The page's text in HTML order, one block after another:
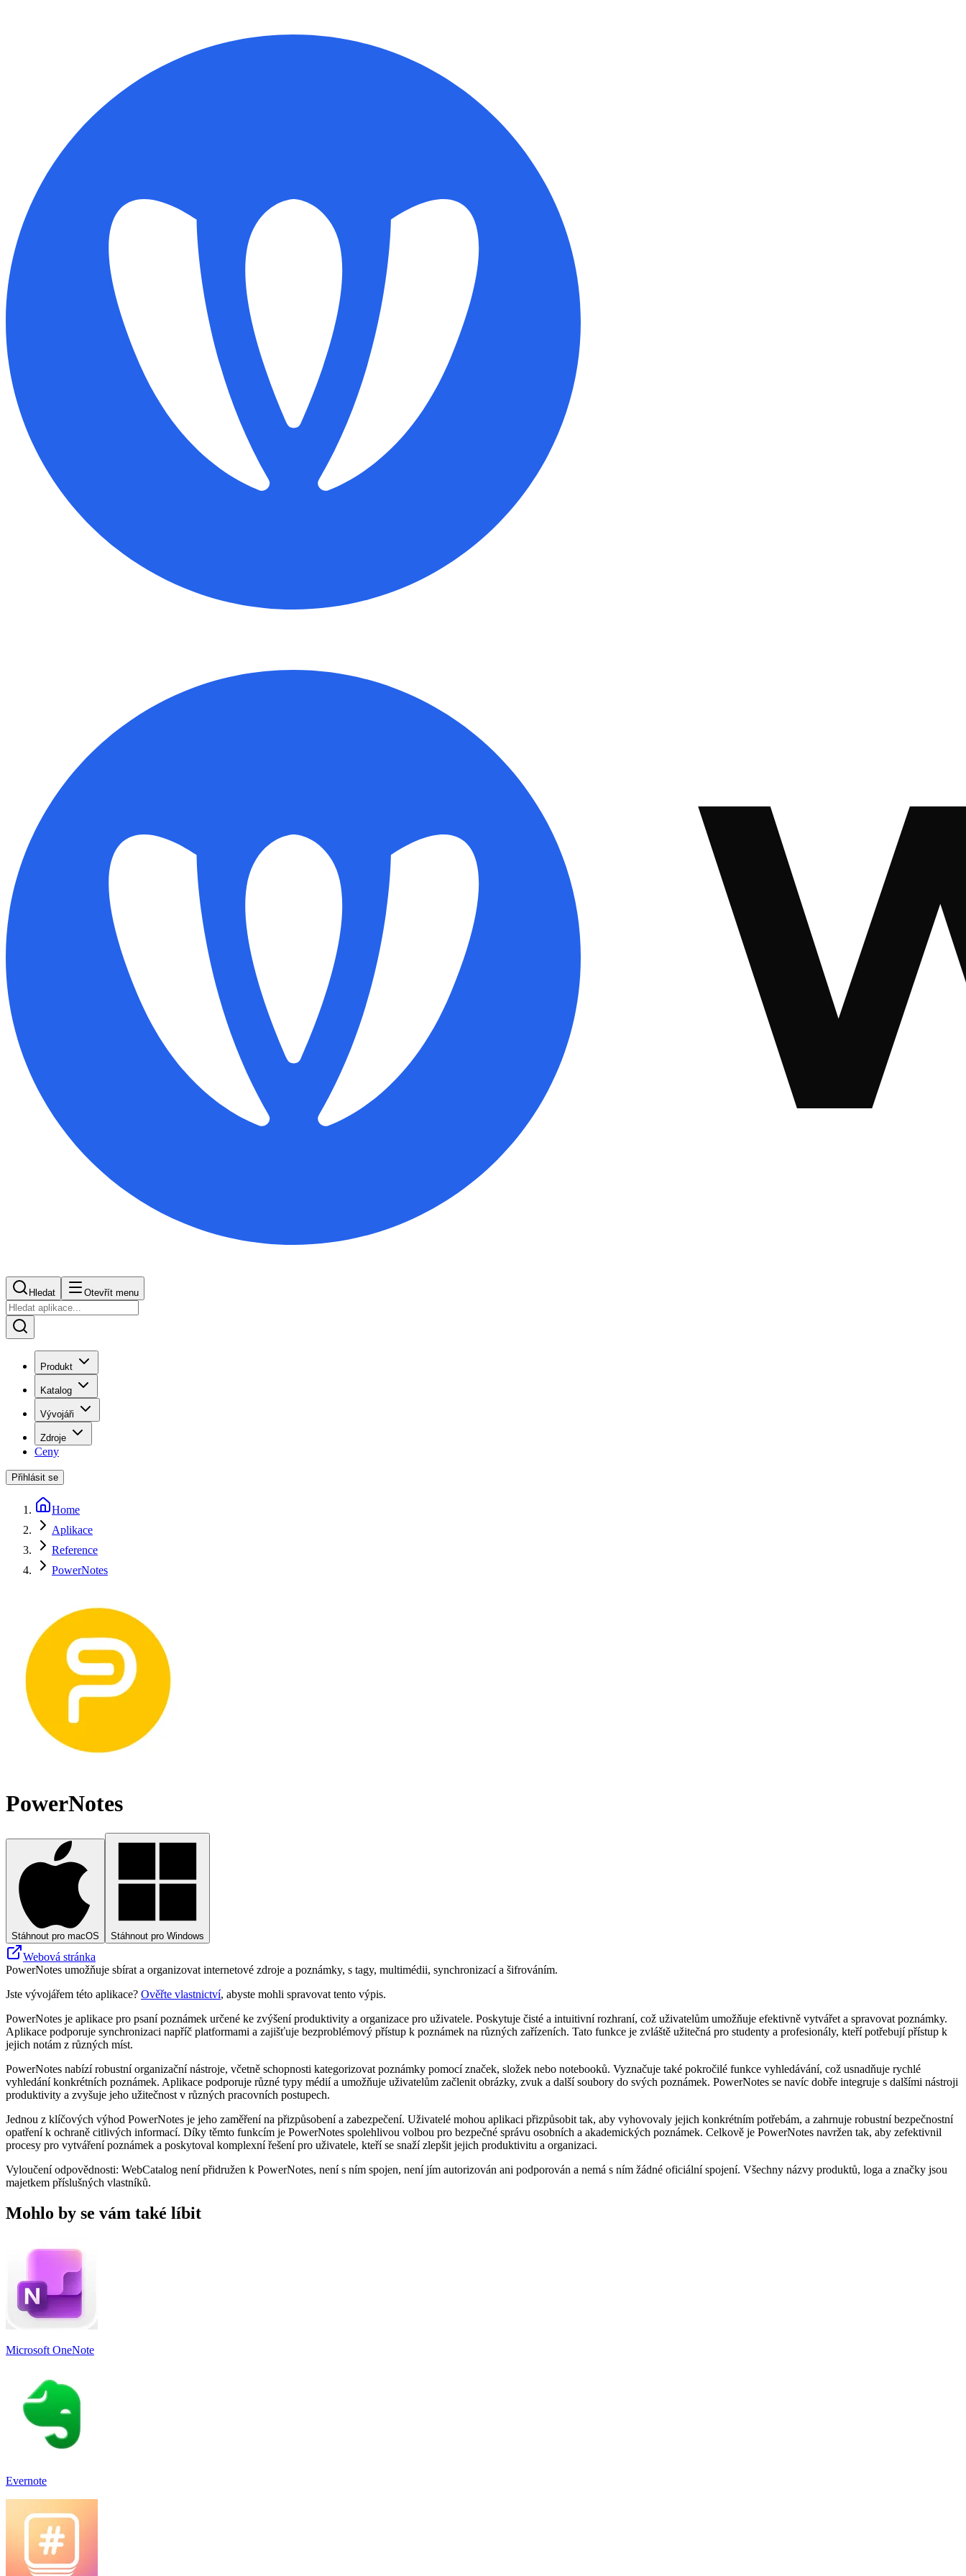
Hledat Otevřít menu
Produkt
Katalog
Vývojáři
Zdroje
Ceny
Přihlásit se
Home
Aplikace
Reference
PowerNotes
PowerNotes
Stáhnout pro macOS Stáhnout pro Windows
Webová stránka
PowerNotes umožňuje sbírat a organizovat internetové zdroje a poznámky, s tagy, multimédii, synchronizací a šifrováním.
Jste vývojářem této aplikace? Ověřte vlastnictví, abyste mohli spravovat tento výpis.
PowerNotes je aplikace pro psaní poznámek určené ke zvýšení produktivity a organizace pro uživatele. Poskytuje čisté a intuitivní rozhraní, což uživatelům umožňuje efektivně vytvářet a spravovat poznámky.
Aplikace podporuje synchronizaci napříč platformami a zajišťuje bezproblémový přístup k poznámek na různých zařízeních. Tato funkce je zvláště užitečná pro studenty a profesionály, kteří potřebují přístup k
jejich notám z různých míst.
PowerNotes nabízí robustní organizační nástroje, včetně schopnosti kategorizovat poznámky pomocí značek, složek nebo notebooků. Vyznačuje také pokročilé funkce vyhledávání, což usnadňuje rychlé
vyhledání konkrétních poznámek. Aplikace podporuje různé typy médií a umožňuje uživatelům začlenit obrázky, zvuk a další soubory do svých poznámek. PowerNotes se navíc dobře integruje s dalšími nástroji
produktivity a zvyšuje jeho užitečnost v různých pracovních postupech.
Jednou z klíčových výhod PowerNotes je jeho zaměření na přizpůsobení a zabezpečení. Uživatelé mohou aplikaci přizpůsobit tak, aby vyhovovaly jejich konkrétním potřebám, a zahrnuje robustní bezpečnostní
opatření k ochraně citlivých informací. Díky těmto funkcím je PowerNotes spolehlivou volbou pro bezpečné správu osobních a akademických poznámek. Celkově je PowerNotes navržen tak, aby zefektivnil
procesy pro vytváření poznámek a poskytoval komplexní řešení pro uživatele, kteří se snaží zlepšit jejich produktivitu a organizaci.
Vyloučení odpovědnosti: WebCatalog není přidružen k PowerNotes, není s ním spojen, není jím autorizován ani podporován a nemá s ním žádné oficiální spojení. Všechny názvy produktů, loga a značky jsou
majetkem příslušných vlastníků.
Mohlo by se vám také líbit
Microsoft OneNote
Evernote